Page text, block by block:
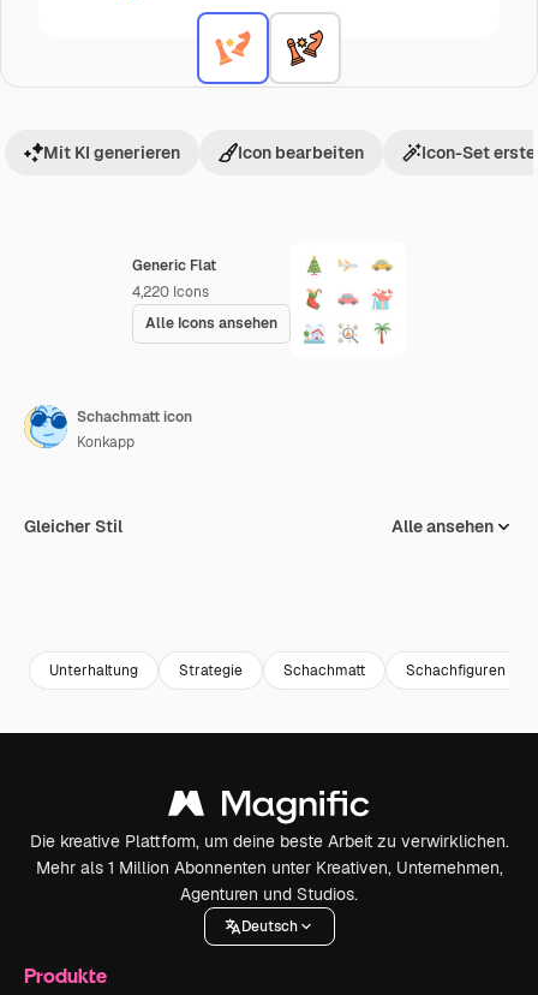
Generic Flat
4,220 Icons
Alle Icons ansehen
Mit KI generieren Icon bearbeiten Icon-Set
Schachmatt icon
Konkapp
Gleicher Stil Alle ansehen
Unterhaltung Strategie Schachmatt Schachfiguren
Die kreative Plattform, um deine beste Arbeit zu verwirklichen.
Mehr als 1 Million Abonnenten unter Kreativen, Unternehmen,
Agenturen und Studios.
Deutsch
Produkte